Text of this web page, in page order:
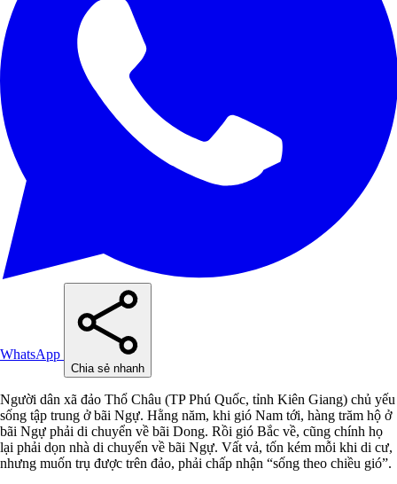
WhatsApp
Chia sẻ nhanh
Người dân xã đảo Thổ Châu (TP Phú Quốc, tỉnh Kiên Giang) chủ yếu
sống tập trung ở bãi Ngự. Hằng năm, khi gió Nam tới, hàng trăm hộ ở
bãi Ngự phải di chuyển về bãi Dong. Rồi gió Bắc về, cũng chính họ
lại phải dọn nhà di chuyển về bãi Ngự. Vất vả, tốn kém mỗi khi di cư,
nhưng muốn trụ được trên đảo, phải chấp nhận “sống theo chiều gió”.